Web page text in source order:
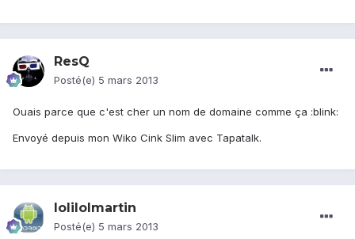
ResQ
Posté(e) 5 mars 2013
Ouais parce que c'est cher un nom de domaine comme ça :blink:
Envoyé depuis mon Wiko Cink Slim avec Tapatalk.
lolilolmartin
Posté(e) 5 mars 2013